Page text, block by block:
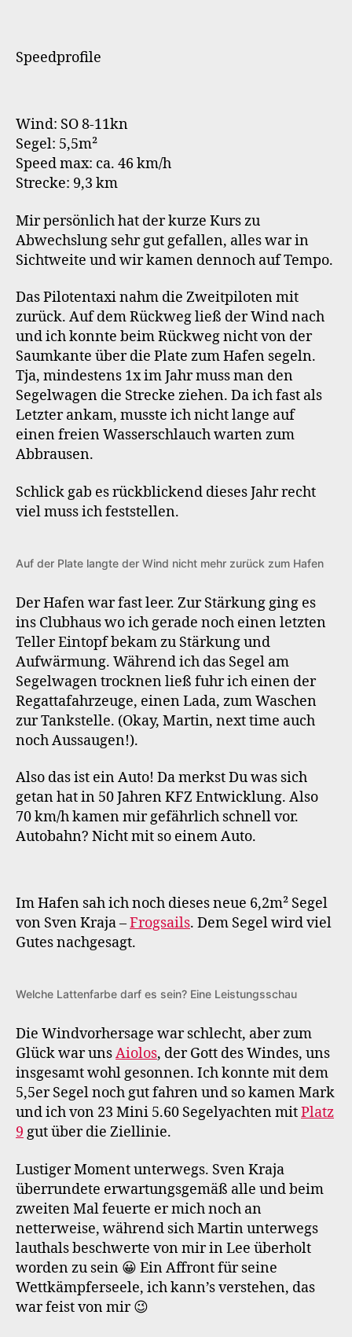
Speedprofile
Wind: SO 8-11kn
Segel: 5,5m²
Speed max: ca. 46 km/h
Strecke: 9,3 km
Mir persönlich hat der kurze Kurs zu
Abwechslung sehr gut gefallen, alles war in
Sichtweite und wir kamen dennoch auf Tempo.
Das Pilotentaxi nahm die Zweitpiloten mit
zurück. Auf dem Rückweg ließ der Wind nach
und ich konnte beim Rückweg nicht von der
Saumkante über die Plate zum Hafen segeln.
Tja, mindestens 1x im Jahr muss man den
Segelwagen die Strecke ziehen. Da ich fast als
Letzter ankam, musste ich nicht lange auf
einen freien Wasserschlauch warten zum
Abbrausen.
Schlick gab es rückblickend dieses Jahr recht
viel muss ich feststellen.
Auf der Plate langte der Wind nicht mehr zurück zum Hafen
Der Hafen war fast leer. Zur Stärkung ging es
ins Clubhaus wo ich gerade noch einen letzten
Teller Eintopf bekam zu Stärkung und
Aufwärmung. Während ich das Segel am
Segelwagen trocknen ließ fuhr ich einen der
Regattafahrzeuge, einen Lada, zum Waschen
zur Tankstelle. (Okay, Martin, next time auch
noch Aussaugen!).
Also das ist ein Auto! Da merkst Du was sich
getan hat in 50 Jahren KFZ Entwicklung. Also
70 km/h kamen mir gefährlich schnell vor.
Autobahn? Nicht mit so einem Auto.
Im Hafen sah ich noch dieses neue 6,2m² Segel
von Sven Kraja –Frogsails. Dem Segel wird viel
Gutes nachgesagt.
Welche Lattenfarbe darf es sein? Eine Leistungsschau
Die Windvorhersage war schlecht, aber zum
Glück war unsAiolos, der Gott des Windes, uns
insgesamt wohl gesonnen. Ich konnte mit dem
5,5er Segel noch gut fahren und so kamen Mark
und ich von 23 Mini 5.60 Segelyachten mitPlatz
9 gut über die Ziellinie.
Lustiger Moment unterwegs. Sven Kraja
überrundete erwartungsgemäß alle und beim
zweiten Mal feuerte er mich noch an
netterweise, während sich Martin unterwegs
lauthals beschwerte von mir in Lee überholt
worden zu sein 😀 Ein Affront für seine
Wettkämpferseele, ich kann’s verstehen, das
war feist von mir 😉